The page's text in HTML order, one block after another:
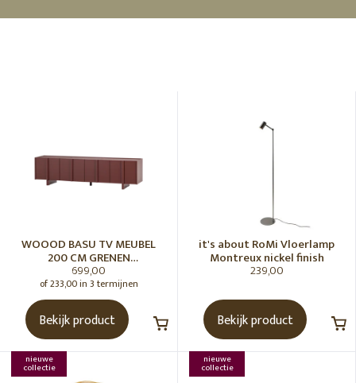
WOOOD BASU TV MEUBEL
200 CM GRENEN
BORDEAUXROOD [fsc]
699,00
of 233,00 in 3 termijnen
Bekijk product
it's about RoMi Vloerlamp
Montreux nickel finish
239,00
Bekijk product
nieuwe
collectie
nieuwe
collectie